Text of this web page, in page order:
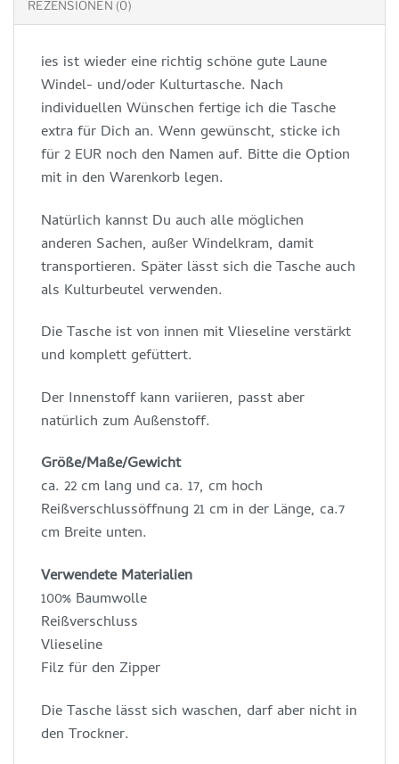
REZENSIONEN (0)
ies ist wieder eine richtig schöne gute Laune
Windel- und/oder Kulturtasche. Nach
individuellen Wünschen fertige ich die Tasche
extra für Dich an. Wenn gewünscht, sticke ich
für 2 EUR noch den Namen auf. Bitte die Option
mit in den Warenkorb legen.
Natürlich kannst Du auch alle möglichen
anderen Sachen, außer Windelkram, damit
transportieren. Später lässt sich die Tasche auch
als Kulturbeutel verwenden.
Die Tasche ist von innen mit Vlieseline verstärkt
und komplett gefüttert.
Der Innenstoff kann variieren, passt aber
natürlich zum Außenstoff.
Größe/Maße/Gewicht
ca. 22 cm lang und ca. 17, cm hoch
Reißverschlussöffnung 21 cm in der Länge, ca.7
cm Breite unten.
Verwendete Materialien
100% Baumwolle
Reißverschluss
Vlieseline
Filz für den Zipper
Die Tasche lässt sich waschen, darf aber nicht in
den Trockner.